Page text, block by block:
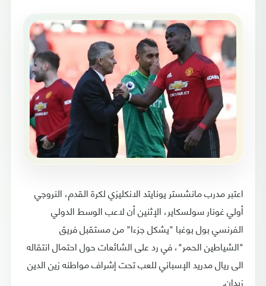
اعتبر مدرب مانشستر يونايتد الانكليزي لكرة القدم، النروجي
أولي غونار سولسكاير، الإثنين أن لاعب الوسط الدولي
الفرنسي بول بوغبا "يشكل جزءا" من مستقبل فريق
"الشياطين الحمر"، في رد على الشائعات حول احتمال انتقاله
الى ريال مدريد الإسباني للعب تحت إشراف مواطنه زين الدين
زيدان.